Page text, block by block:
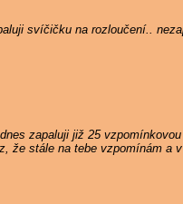
svíčičku na rozloučení..
zapaluji již 25
že stále na tebe vzpomínám a